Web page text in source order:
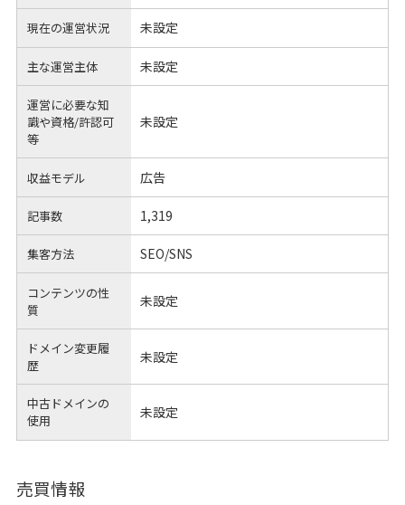
現在の運営状況 未設定
主な運営主体 未設定
運営に必要な知
識や資格/許認可
等
未設定
収益モデル 広告
記事数 1,319
集客方法 SEO/SNS
コンテンツの性
質
未設定
ドメイン変更履
歴
未設定
中古ドメインの
使用
未設定
売買情報